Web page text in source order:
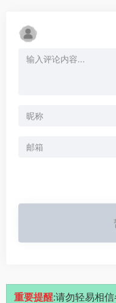
重要提醒:请勿轻易相